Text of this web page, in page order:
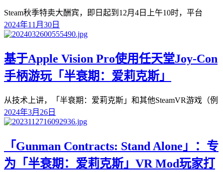
Steam秋季特卖大酬宾，即日起到12月4日上午10时，平台
2024年11月30日
基于Apple Vision Pro使用任天堂Joy-Con
手柄游玩「半衰期：爱莉克斯」
从技术上讲，「半衰期：爱莉克斯」和其他SteamVR游戏（例
2024年3月26日
「Gunman Contracts: Stand Alone」：专
为「半衰期：爱莉克斯」VR Mod玩家打